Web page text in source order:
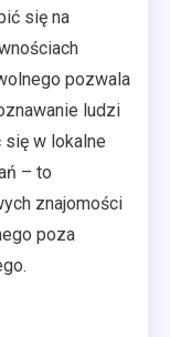
się na
pozwala
ludzi
się w lokalne
– to
znajomości
poza